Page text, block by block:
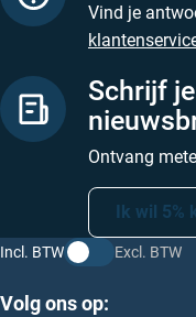
Vind je
Schrijf
Ontvang
Ik wil 5%
Incl. BTW Excl. BTW
Volg ons op: